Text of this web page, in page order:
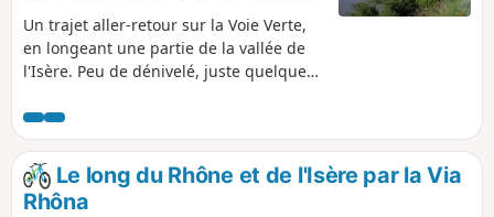
Un trajet aller-retour sur la Voie Verte,
en longeant une partie de la vallée de
l'Isère. Peu de dénivelé, juste quelques
Le long du Rhône et de l'Isère par la Via
Rhôna